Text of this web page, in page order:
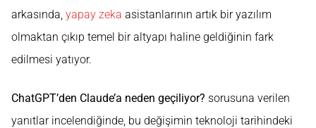
arkasında, yapay zeka asistanlarının artık bir yazılım
olmaktan çıkıp temel bir altyapı haline geldiğinin fark
edilmesi yatıyor.
ChatGPT’den Claude’a neden geçiliyor? sorusuna verilen
yanıtlar incelendiğinde, bu değişimin teknoloji tarihindeki